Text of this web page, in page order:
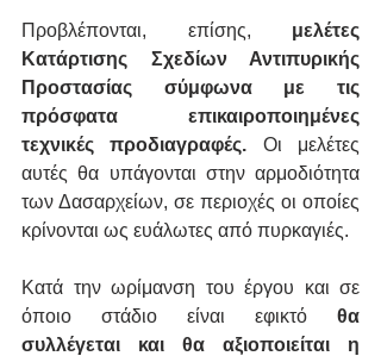
Προβλέπονται, επίσης, μελέτες
Κατάρτισης Σχεδίων Αντιπυρικής
Προστασίας σύμφωνα με τις
πρόσφατα επικαιροποιημένες
τεχνικές προδιαγραφές. Οι μελέτες
αυτές θα υπάγονται στην αρμοδιότητα
των Δασαρχείων, σε περιοχές οι οποίες
κρίνονται ως ευάλωτες από πυρκαγιές.
Κατά την ωρίμανση του έργου και σε
όποιο στάδιο είναι εφικτό θα
συλλέγεται και θα αξιοποιείται η